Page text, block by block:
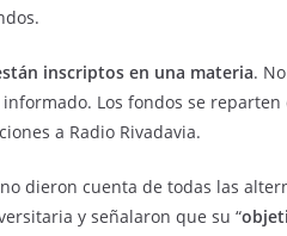
inscriptos en una materia.
Los fondos se reparten
a Radio Rivadavia.
dieron cuenta de todas las
y señalaron que su “